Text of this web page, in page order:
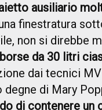
ausiliario
finestratura
non si direbbe
da 30 litri
dai tecnici
di Mary
di contenere un